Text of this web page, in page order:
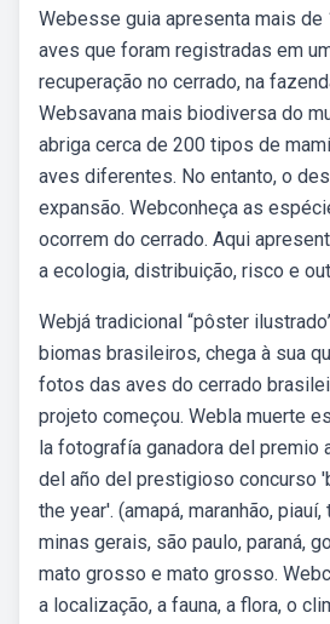
Webesse guia apresenta mais
aves que foram registradas em
recuperação no cerrado, na
Websavana mais biodiversa do
abriga cerca de 200 tipos de
aves diferentes. No entanto, o
expansão. Webconheça as
ocorrem do cerrado. Aqui
a ecologia, distribuição, risco e
Webjá tradicional “pôster
biomas brasileiros, chega à sua
fotos das aves do cerrado
projeto começou. Webla muerte
la fotografía ganadora del premio
del año del prestigioso concurso
the year'. (amapá, maranhão,
minas gerais, são paulo, paraná,
mato grosso e mato grosso.
a localização, a fauna, a flora, o